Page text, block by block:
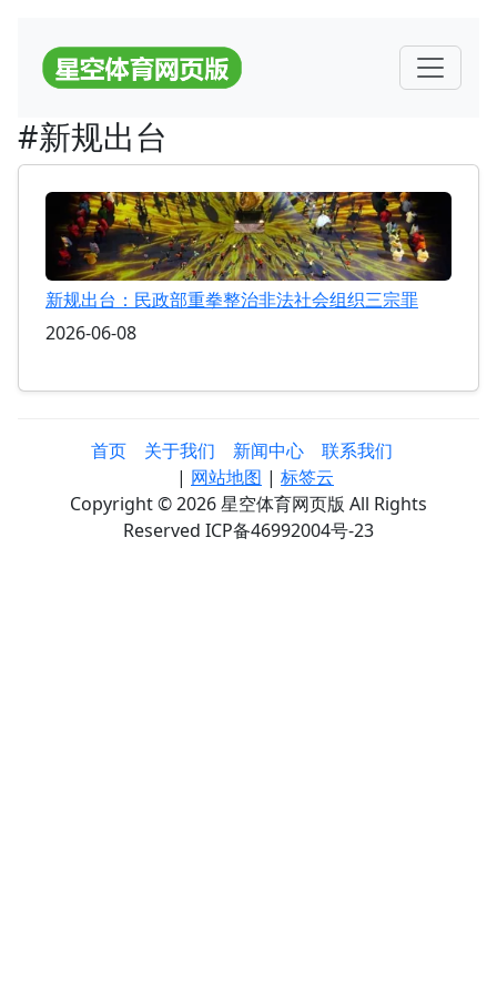
#新规出台
新规出台：民政部重拳整治非法社会组织三宗罪
2026-06-08
首页 关于我们 新闻中心
联系我们
| 网站地图 | 标签云
Copyright © 2026 星空体育网页版 All Rights
Reserved ICP备46992004号-23